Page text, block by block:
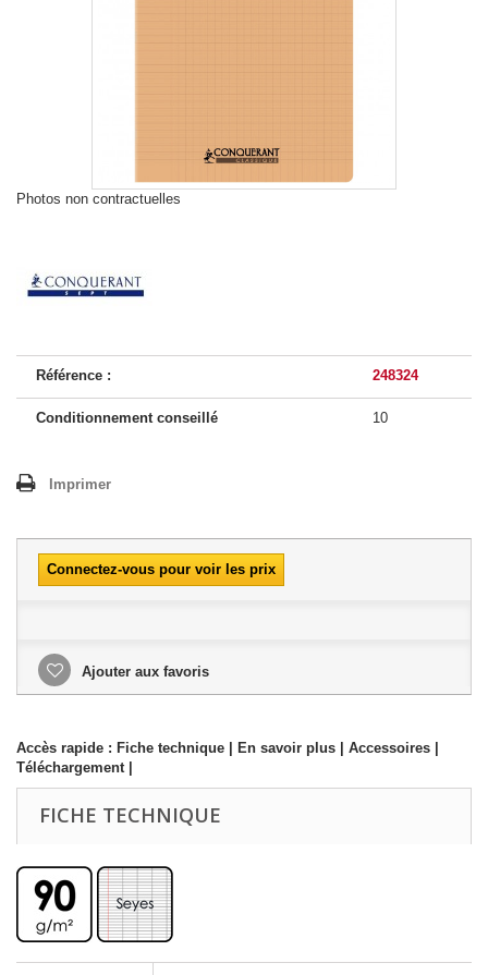
Photos non contractuelles
Référence : 248324
Conditionnement conseillé 10
Imprimer
Connectez-vous pour voir les prix
Ajouter aux favoris
Accès rapide : Fiche technique En savoir plus Accessoires
Téléchargement|
FICHE TECHNIQUE